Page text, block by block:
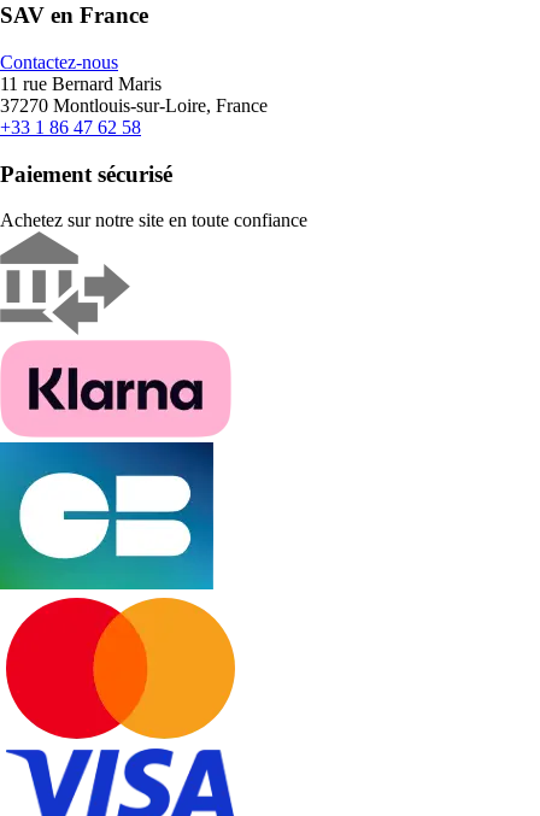
SAV en France
Contactez-nous
11 rue Bernard Maris
37270 Montlouis-sur-Loire, France
+33 1 86 47 62 58
Paiement sécurisé
Achetez sur notre site en toute confiance